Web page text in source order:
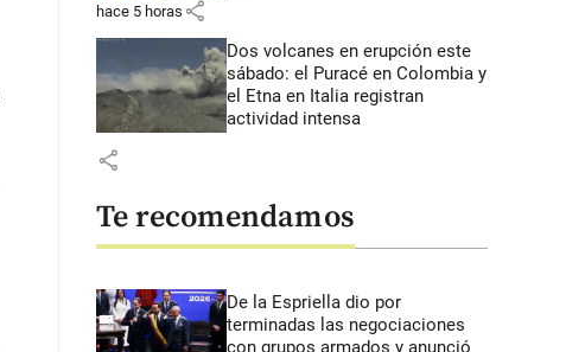
hace 5 horas share
Dos volcanes en erupción este
sábado: el Puracé en Colombia y
el Etna en Italia registran
actividad intensa
share
Te recomendamos
De la Espriella dio por
terminadas las negociaciones
con grupos armados y anunció